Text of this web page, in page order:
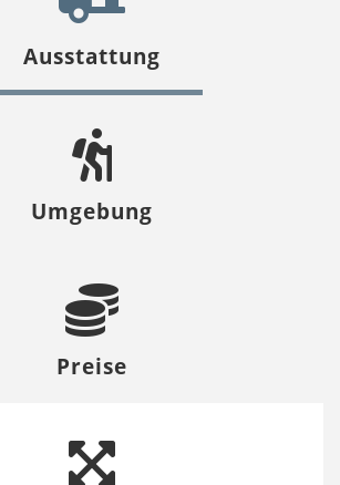
Ausstattung
Umgebung
Preise